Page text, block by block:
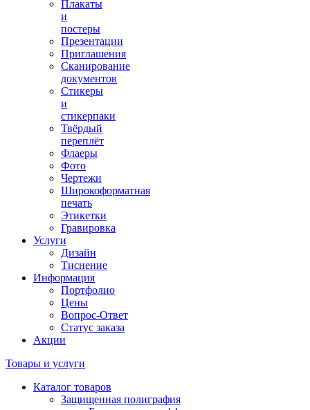
Плакаты
и
постеры
Презентации
Приглашения
Сканирование
документов
Стикеры
и
стикерпаки
Твёрдый
переплёт
Флаеры
Фото
Чертежи
Широкоформатная
печать
Этикетки
Гравировка
Услуги
Дизайн
Тиснение
Информация
Портфолио
Цены
Вопрос-Ответ
Статус заказа
Акции
Товары и услуги
Каталог товаров
Защищенная полиграфия